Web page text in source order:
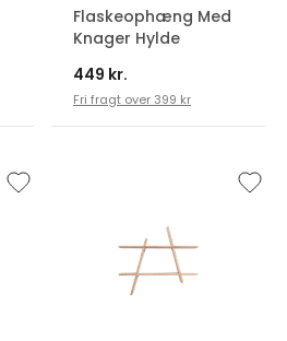
Flaskeophæng Med
Knager Hylde
449 kr.
Fri fragt over 399 kr